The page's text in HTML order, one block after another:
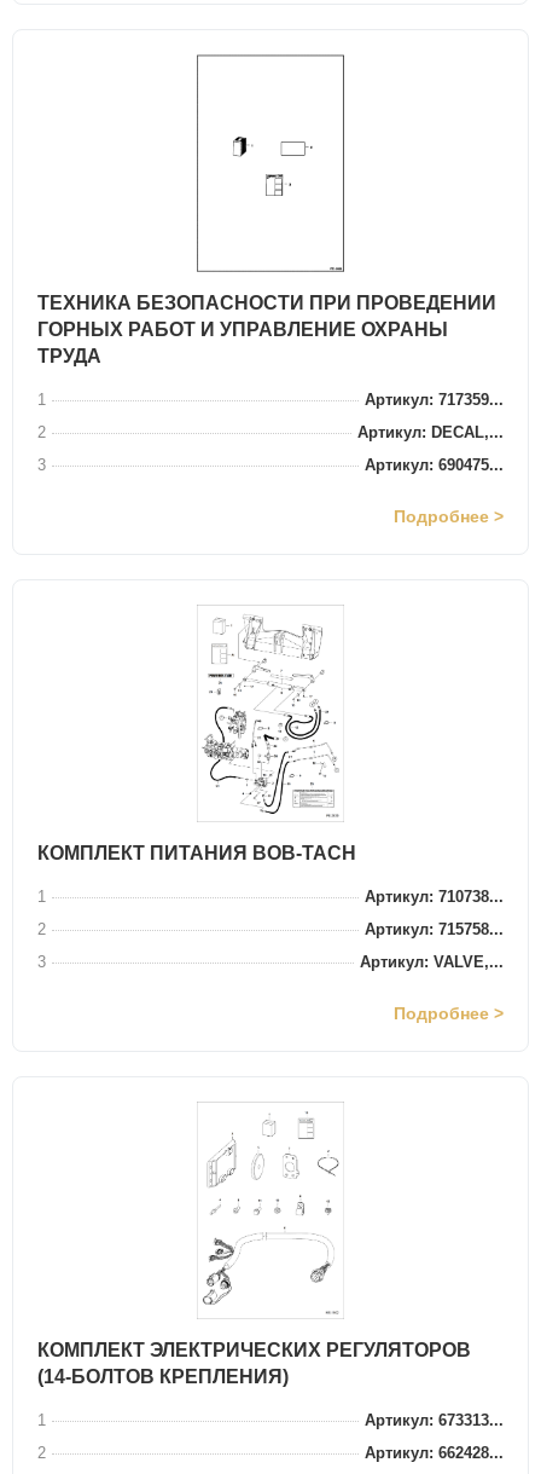
ТЕХНИКА БЕЗОПАСНОСТИ ПРИ ПРОВЕДЕНИИ
ГОРНЫХ РАБОТ И УПРАВЛЕНИЕ ОХРАНЫ
ТРУДА
1
Артикул: 717359...
2
Артикул: DECAL,...
3
Артикул: 690475...
Подробнее >
КОМПЛЕКТ ПИТАНИЯ BOB-TACH
1
Артикул: 710738...
2
Артикул: 715758...
3
Артикул: VALVE,...
Подробнее >
КОМПЛЕКТ ЭЛЕКТРИЧЕСКИХ РЕГУЛЯТОРОВ
(14-БОЛТОВ КРЕПЛЕНИЯ)
1
Артикул: 673313...
2
Артикул: 662428...